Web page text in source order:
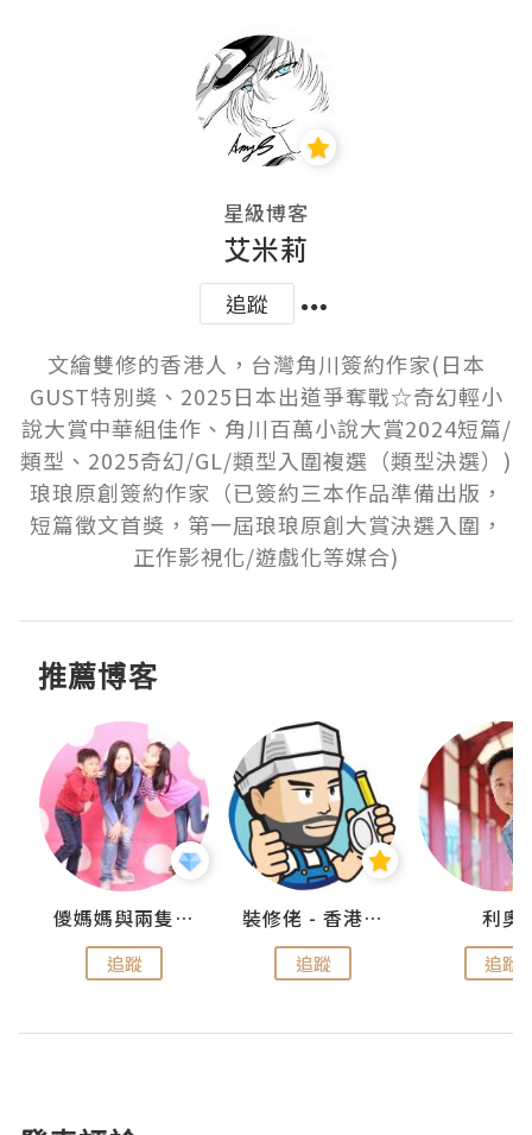
星級博客
艾米莉
追蹤
文繪雙修的香港人，台灣角川簽約作家(日本
GUST特別獎、2025日本出道爭奪戰☆奇幻輕小
說大賞中華組佳作、角川百萬小說大賞2024短篇/
類型、2025奇幻/GL/類型入圍複選（類型決選）)
琅琅原創簽約作家（已簽約三本作品準備出版，
短篇徵文首獎，第一屆琅琅原創大賞決選入圍，
正作影視化/遊戲化等媒合)
推薦博客
儍媽媽與兩隻小魔怪之家
追蹤
裝修佬 - 香港一站式網上裝修平台
追蹤
利奧
追蹤